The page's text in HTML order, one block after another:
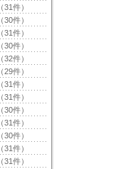
（31件）
（30件）
（31件）
（30件）
（32件）
（29件）
（31件）
（31件）
（30件）
（31件）
（30件）
（31件）
（31件）